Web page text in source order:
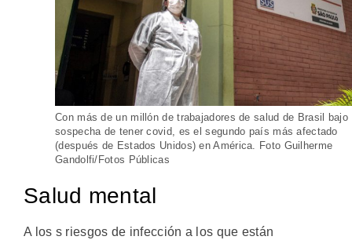
Con más de un millón de trabajadores de salud de Brasil bajo
sospecha de tener covid, es el segundo país más afectado
(después de Estados Unidos) en América. Foto Guilherme
Gandolfi/Fotos Públicas
Salud mental
A los s riesgos de infección a los que están